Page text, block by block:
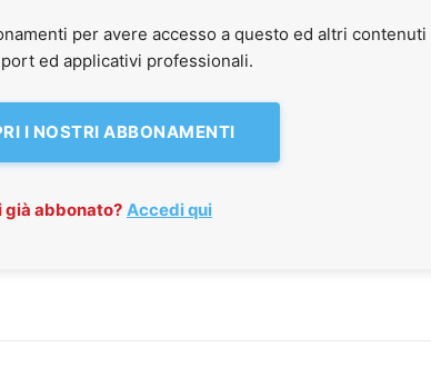
per avere accesso a questo ed altri contenuti
ed applicativi professionali.
I NOSTRI ABBONAMENTI
già abbonato? Accedi qui